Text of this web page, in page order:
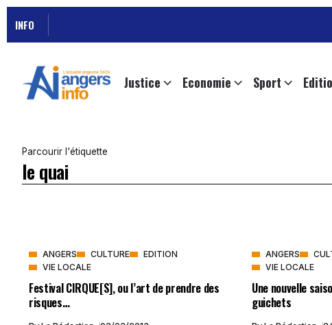
INFO
Justice Economie Sport
Parcourir l'étiquette
le quai
ANGERS CULTURE
EDITION
VIE LOCALE
Festival CIRQUE[S], ou l’art de prendre des
risques…
ANGERS
VIE LOCALE
Une nouvelle
guichets